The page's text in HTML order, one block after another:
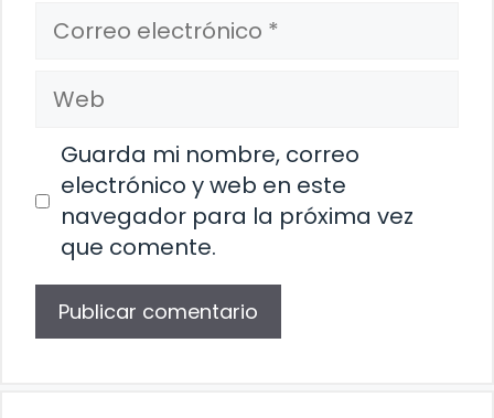
Correo
electrónico
Web
Guarda mi nombre, correo
electrónico y web en este
navegador para la próxima vez
que comente.